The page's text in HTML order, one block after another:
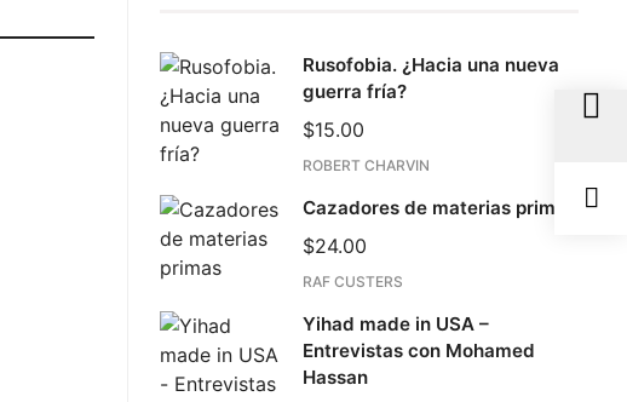
Rusofobia. ¿Hacia una nueva
guerra fría?
$15.00
ROBERT CHARVIN
Cazadores de materias primas
$24.00
RAF CUSTERS
Yihad made in USA –
Entrevistas con Mohamed
Hassan